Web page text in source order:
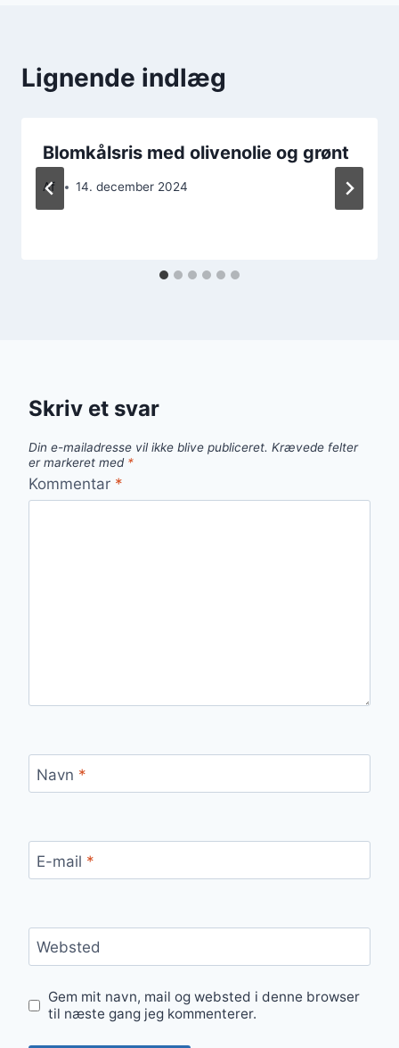
Lignende indlæg
Blomkålsris med olivenolie og grønt
Af 14. december 2024
Skriv et svar
Din e-mailadresse vil ikke blive publiceret. Krævede felter
er markeret med *
Kommentar *
Navn *
E-mail *
Websted
Gem mit navn, mail og websted i denne browser
til næste gang jeg kommenterer.